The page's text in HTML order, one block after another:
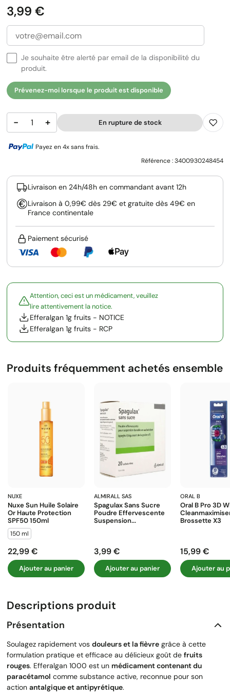
Prix
3,99 €
Je souhaite être alerté par email de la disponibilité du
produit.
Prévenez-moi lorsque le produit est disponible
− + En rupture de stock
Payez en 4x sans frais.
Référence :3400930248454
Livraison en 24h/48h en commandant avant 12h
Livraison à 0,99€ dès 29€ et gratuite dès 49€ en
France continentale
Paiement sécurisé
Attention, ceci est un médicament, veuillez
lire attentivement la notice.
Efferalgan 1g fruits - NOTICE
Efferalgan 1g fruits - RCP
Produits fréquemment achetés ensemble
NUXE
Nuxe Sun Huile Solaire
Or Haute Protection
SPF50 150ml
150 ml
Prix
22,99 €
Ajouter au panier
ALMIRALL SAS
Spagulax Sans Sucre
Poudre Effervescente
Suspension...
Prix
3,99 €
Ajouter au panier
ORAL B
Oral B Pro 3D
Brossette X3
Prix
15,99 €
Ajouter au
Descriptions produit
Présentation
Soulagez rapidement vos douleurs et la fièvre grâce à cette
formulation pratique et efficace au délicieux goût de fruits
rouges. Efferalgan 1000 est un médicament contenant du
paracétamol comme substance active, reconnue pour son
action antalgique et antipyrétique.